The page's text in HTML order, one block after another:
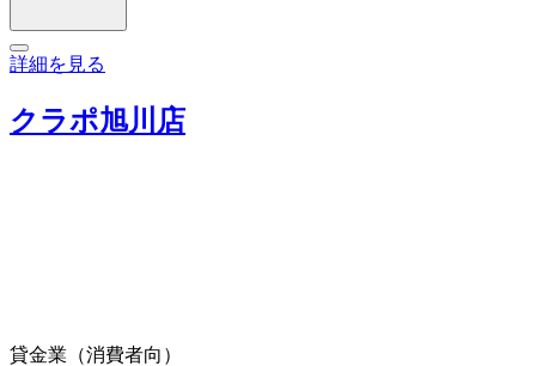
詳細を見る
クラポ旭川店
貸金業（消費者向）